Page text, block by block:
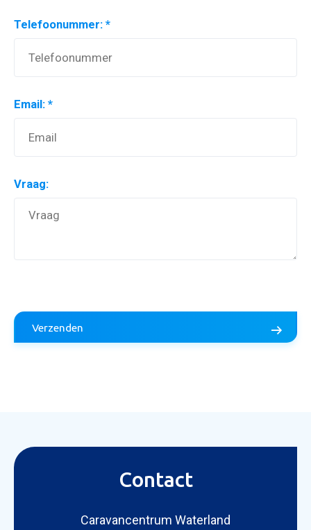
Telefoonummer: *
Email: *
Vraag:
Verzenden
Contact
Caravancentrum Waterland